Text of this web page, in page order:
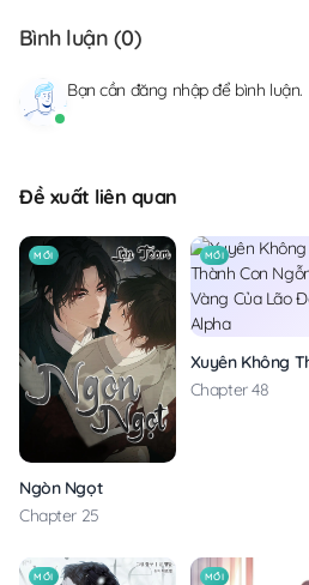
Bình luận (0)
Bạn cần đăng nhậpđể bình luận.
Đề xuất liên quan
MỚI
Ngòn Ngọt
Chapter 25
MỚI
Xuyên Không
Chapter 48
MỚI MỚI